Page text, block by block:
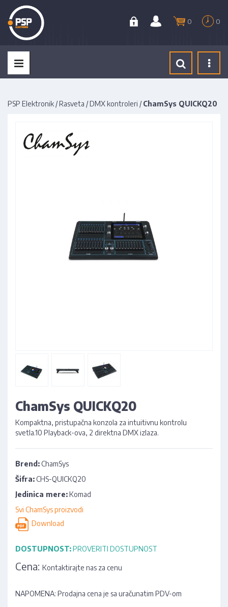
0 0
PSP Elektronik /Rasveta /DMX kontroleri / ChamSys QUICKQ20
ChamSys QUICKQ20
Kompaktna, pristupačna konzola za intuitivnu kontrolu
svetla.10 Playback-ova, 2 direktna DMX izlaza.
Brend:ChamSys
Šifra:CHS-QUICKQ20
Jedinica mere:Komad
Svi ChamSys proizvodi
Download
DOSTUPNOST:PROVERITI DOSTUPNOST
Cena: Kontaktirajte nas za cenu
NAPOMENA: Prodajna cena je sa uračunatim PDV-om